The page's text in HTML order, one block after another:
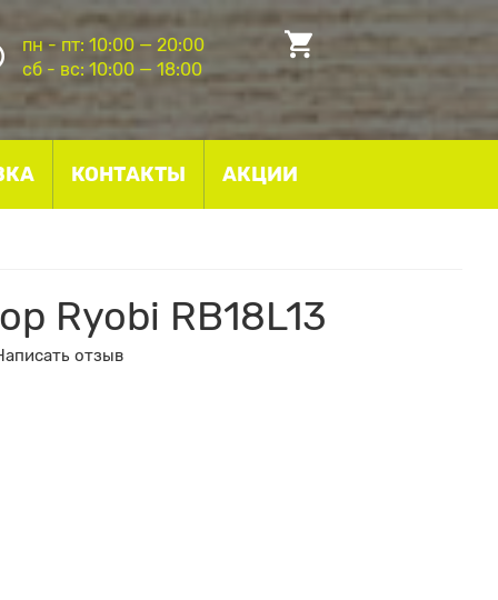
пн - пт: 10:00 — 20:00
сб - вс: 10:00 — 18:00
КОНТАКТЫ АКЦИИ
Ryobi RB18L13
отзыв